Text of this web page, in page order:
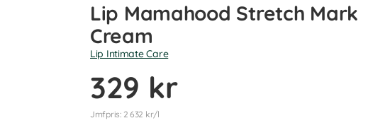
Lip Mamahood Stretch Mark
Cream
Lip Intimate Care
329 kr
Jmfpris: 2 632 kr/l